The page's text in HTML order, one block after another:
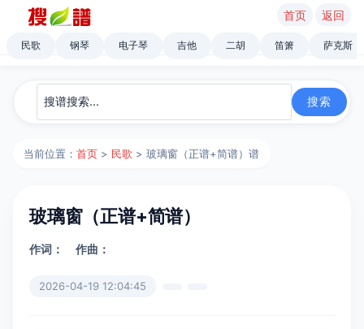
首页 返回
民歌 钢琴 电子琴 吉他 二胡 笛箫 萨克斯
当前位置：首页 > 民歌 > 玻璃窗（正谱+简谱）谱
玻璃窗（正谱+简谱）
作词： 作曲：
2026-04-19 12:04:45